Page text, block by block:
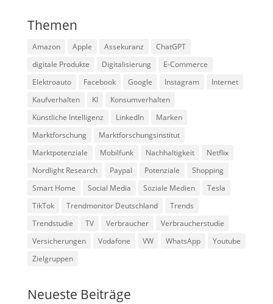
Themen
Amazon Apple Assekuranz
ChatGPT
digitale Produkte
Digitalisierung
E-Commerce
Elektroauto
Facebook Google Instagram
Internet
Kaufverhalten
KI
Konsumverhalten
Künstliche Intelligenz
LinkedIn
Marken
Marktforschung
Marktforschungsinstitut
Marktpotenziale
Mobilfunk Nachhaltigkeit
Netflix
Nordlight Research
Paypal Potenziale
Shopping
Smart Home
Social Media Soziale Medien
Tesla
TikTok
Trendmonitor Deutschland
Trends
Trendstudie
TV Verbraucher
Verbraucherstudie
Versicherungen
Vodafone VW WhatsApp
Youtube
Zielgruppen
Neueste Beiträge